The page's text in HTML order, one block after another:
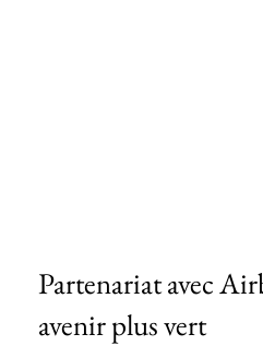
Partenariat avec
avenir plus vert